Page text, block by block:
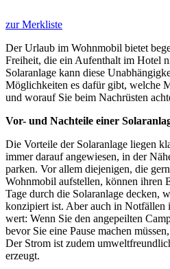
zur Merkliste
Der Urlaub im Wohnmobil bietet
Freiheit, die ein Aufenthalt im Hotel
Solaranlage kann diese
Möglichkeiten es dafür gibt, welche
und worauf Sie beim Nachrüsten
Vor- und Nachteile einer
Die Vorteile der Solaranlage liegen
immer darauf angewiesen, in der
parken. Vor allem diejenigen, die
Wohnmobil aufstellen, können ihren
Tage durch die Solaranlage decken,
konzipiert ist. Aber auch in Notfällen
wert: Wenn Sie den angepeilten
bevor Sie eine Pause machen
Der Strom ist zudem
erzeugt.